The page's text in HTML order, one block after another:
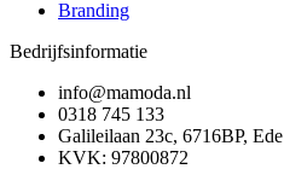
Branding
Bedrijfsinformatie
info@mamoda.nl
0318 745 133
Galileilaan 23c, 6716BP, Ede
KVK: 97800872